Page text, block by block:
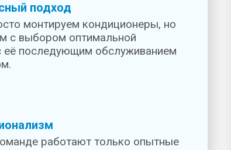
подход
монтируем кондиционеры, но
с выбором оптимальной
её последующим обслуживанием
работают только опытные